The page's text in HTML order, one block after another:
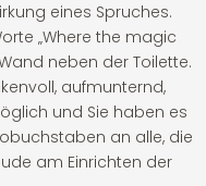
eines Spruches.
„Where the magic
neben der Toilette.
aufmunternd,
und Sie haben es
an alle, die
am Einrichten der